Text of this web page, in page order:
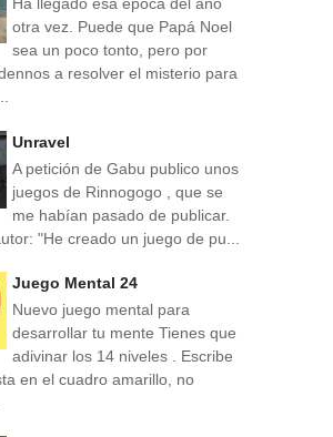
otra vez. Puede que Papá Noel
sea un poco tonto, pero por
a resolver el misterio para
Unravel
A petición de Gabu publico unos
juegos de Rinnogogo , que se
me habían pasado de publicar.
"He creado un juego de pu...
Juego Mental 24
Nuevo juego mental para
desarrollar tu mente Tienes que
adivinar los 14 niveles . Escribe
en el cuadro amarillo, no